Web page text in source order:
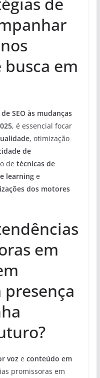
em
SEO às mudanças
, é essencial focar
, otimização
de
de técnicas de
learninge
dos motores
em
voze conteúdo em
promissoras em